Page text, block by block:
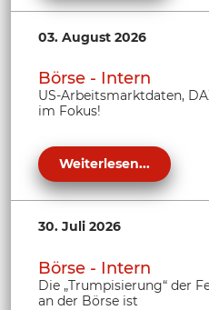
03. August 2026
Börse - Intern
US-Arbeitsmarktdaten,
im Fokus!
Weiterlesen...
30. Juli 2026
Börse - Intern
Die „Trumpisierung“ der
an der Börse ist